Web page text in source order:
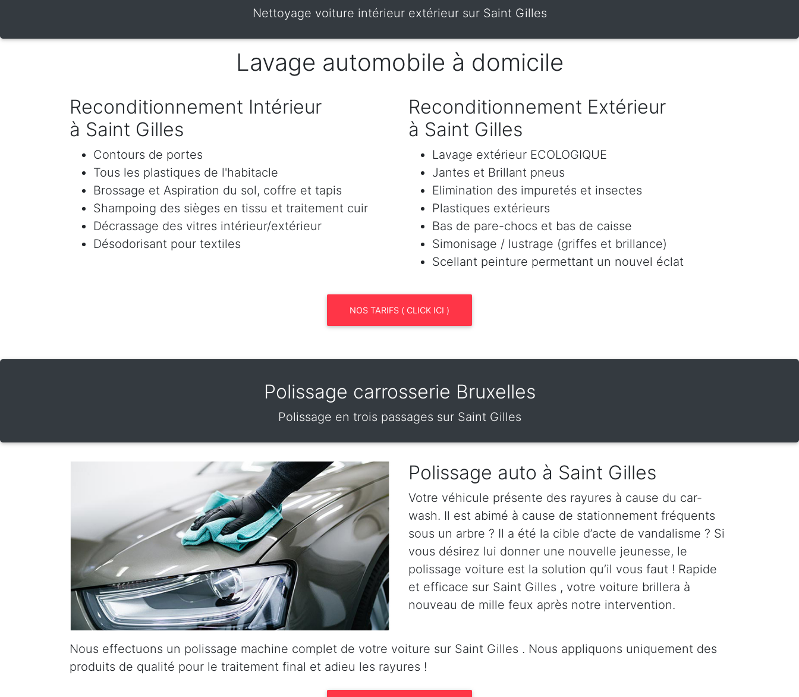
Nettoyage voiture intérieur extérieur sur Saint Gilles
Lavage automobile à domicile
Reconditionnement Intérieur
à Saint Gilles
Contours de portes
Tous les plastiques de l'habitacle
Brossage et Aspiration du sol, coffre et tapis
Shampoing des sièges en tissu et traitement cuir
Décrassage des vitres intérieur/extérieur
Désodorisant pour textiles
Reconditionnement Extérieur
à Saint Gilles
Lavage extérieur ECOLOGIQUE
Jantes et Brillant pneus
Elimination des impuretés et insectes
Plastiques extérieurs
Bas de pare-chocs et bas de caisse
Simonisage / lustrage (griffes et brillance)
Scellant peinture permettant un nouvel éclat
NOS TARIFS ( CLICK ICI )
Polissage carrosserie Bruxelles
Polissage en trois passages sur Saint Gilles
Polissage auto à Saint Gilles
Votre véhicule présente des rayures à cause du car-
wash. Il est abimé à cause de stationnement fréquents
sous un arbre ? Il a été la cible d’acte de vandalisme ? Si
vous désirez lui donner une nouvelle jeunesse, le
polissage voiture est la solution qu’il vous faut ! Rapide
et efficace sur Saint Gilles , votre voiture brillera à
nouveau de mille feux après notre intervention.
Nous effectuons un polissage machine complet de votre voiture sur Saint Gilles . Nous appliquons uniquement des
produits de qualité pour le traitement final et adieu les rayures !